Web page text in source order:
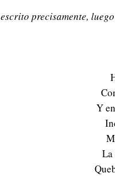
escrito precisamente,
Y
La